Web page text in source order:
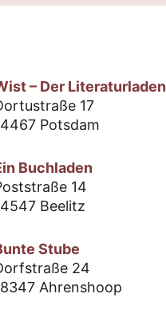
– Der Literaturladen
17
Potsdam
Buchladen
14
Beelitz
Stube
24
Ahrenshoop